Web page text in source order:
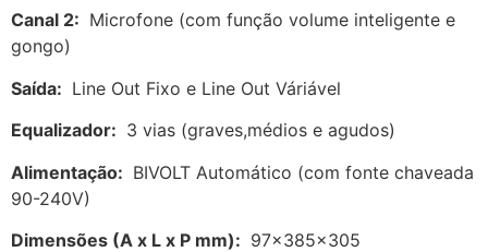
Canal 2: Microfone (com função volume inteligente e
gongo)
Saída: Line Out Fixo e Line Out Váriável
Equalizador: 3 vias (graves,médios e agudos)
Alimentação: BIVOLT Automático (com fonte chaveada
90-240V)
Dimensões (A x L x P mm): 97x385x305